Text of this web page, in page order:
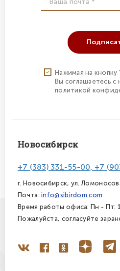
Нажимая на кнопку
Вы соглашаетесь с
политикой
Новосибирск
+7 (383) 331-55-00, +7
г. Новосибирск, ул.
Почта:info@sibirdom.com
Время работы офиса: Пн - Пт:
Пожалуйста, согласуйте